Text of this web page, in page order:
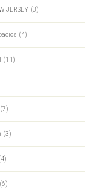
JERSEY (3)
(4)
(11)
(3)